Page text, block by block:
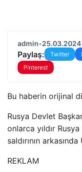
admin•
Paylaş: Twitter
Pinterest
Bu haberin orijinal
Rusya Devlet
onlarca yıldır
saldırının
REKLAM